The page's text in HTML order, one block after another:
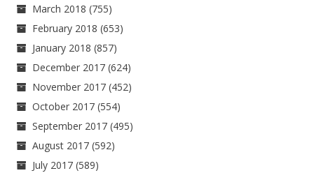
March 2018 (755)
February 2018 (653)
January 2018 (857)
December 2017 (624)
November 2017 (452)
October 2017 (554)
September 2017 (495)
August 2017 (592)
July 2017 (589)